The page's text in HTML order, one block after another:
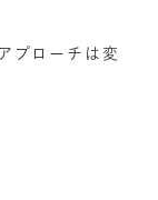
プローチは変